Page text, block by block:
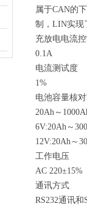
属于CAN的
制，LIN实现
充放电电流
0.1A
电流测试度
1%
电池容量核对
20Ah～
6V:20Ah～
12V:20Ah～
工作电压
AC 220±15%
通讯方式
RS232通讯和